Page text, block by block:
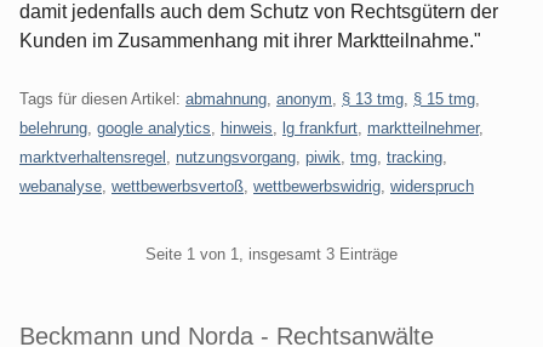
damit jedenfalls auch dem Schutz von Rechtsgütern der
Kunden im Zusammenhang mit ihrer Marktteilnahme."
Tags für diesen Artikel: abmahnung anonym § 13 tmg § 15 tmg
belehrung google analytics hinweis lg frankfurt marktteilnehmer,
marktverhaltensregel
nutzungsvorgang piwik tmg tracking
webanalyse wettbewerbsvertoß wettbewerbswidrig widerspruch
Seite 1 von 1, insgesamt 3 Einträge
Beckmann und Norda - Rechtsanwälte